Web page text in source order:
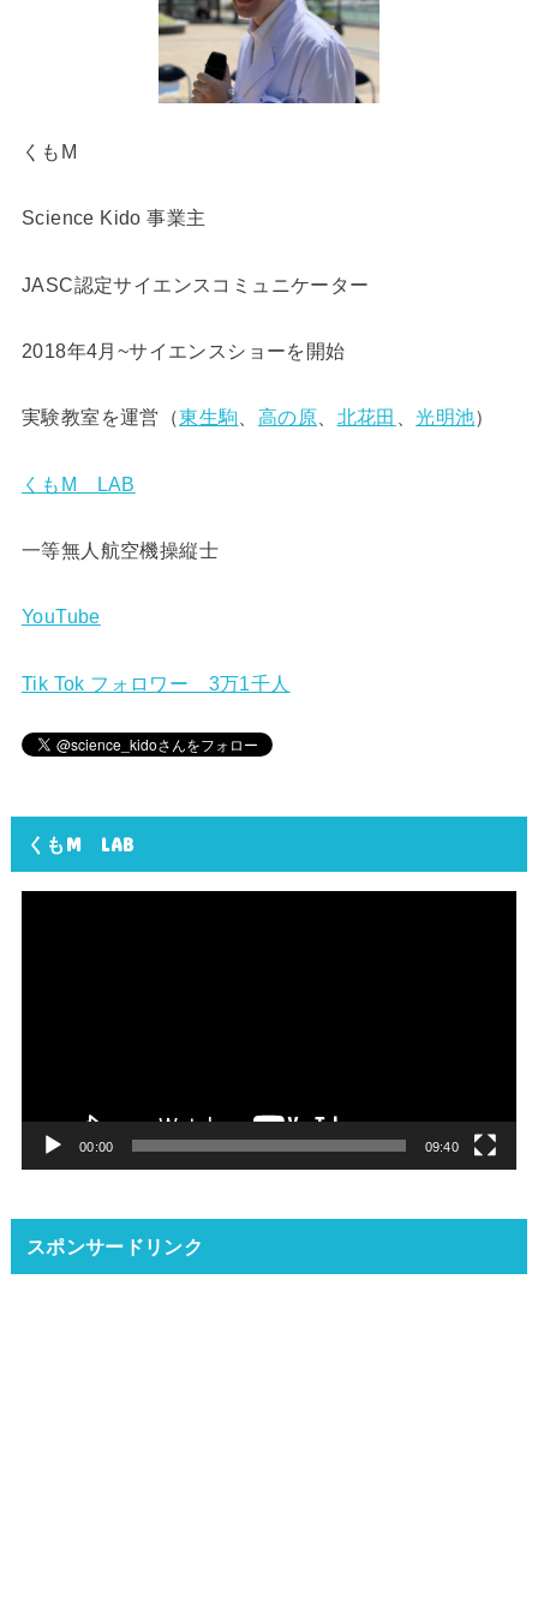
くもM
Science Kido 事業主
JASC認定サイエンスコミュニケーター
2018年4月~サイエンスショーを開始
実験教室を運営（東生駒 高の原 北花田 、光明池）
くもM LAB
一等無人航空機操縦士
YouTube
Tik Tok フォロワー 3万1千人
くもM LAB
00:00 09:40
スポンサードリンク